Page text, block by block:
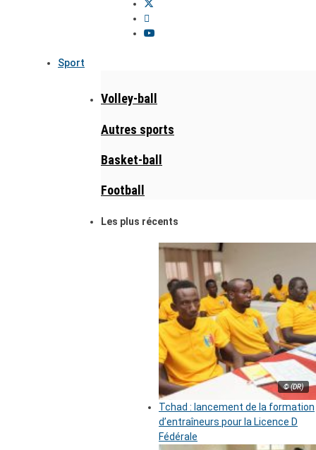
Sport
Volley-ball
Autres sports
Basket-ball
Football
Les plus récents
© (DR)
Tchad : lancement de la formation
d’entraîneurs pour la Licence D
Fédérale